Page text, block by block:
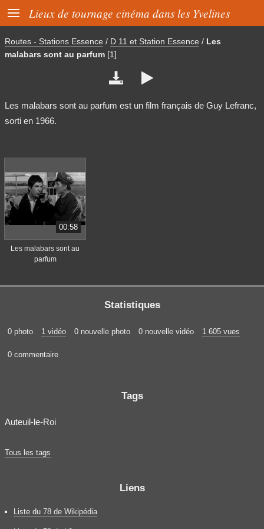
 Lieux de tournage cinéma dans les Yvelines
Routes - Stations Essence / D 11 et Station Essence / Les
malabars sont au parfum [1]
 
Les malabars sont au parfum est un film français de Guy Lefranc,
sorti en 1966.
00:58
Les malabars sont au
parfum
Statistiques
0 photo 1 vidéo 0 nouvelle photo 0 nouvelle vidéo 1 605 vues
0 commentaire
Tags
Auteuil-le-Roi
Tous les tags
Liens
Liste du 78 de Wikipédia